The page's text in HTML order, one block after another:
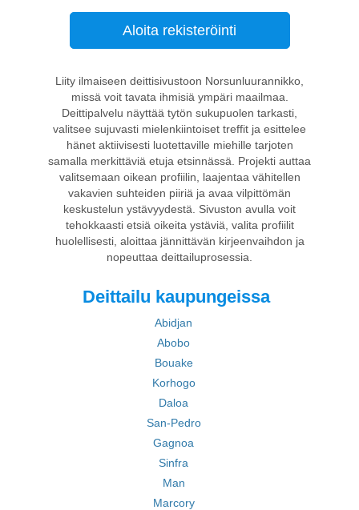
Aloita rekisteröinti
Liity ilmaiseen deittisivustoon Norsunluurannikko,
missä voit tavata ihmisiä ympäri maailmaa.
Deittipalvelu näyttää tytön sukupuolen tarkasti,
valitsee sujuvasti mielenkiintoiset treffit ja esittelee
hänet aktiivisesti luotettaville miehille tarjoten
samalla merkittäviä etuja etsinnässä. Projekti auttaa
valitsemaan oikean profiilin, laajentaa vähitellen
vakavien suhteiden piiriä ja avaa vilpittömän
keskustelun ystävyydestä. Sivuston avulla voit
tehokkaasti etsiä oikeita ystäviä, valita profiilit
huolellisesti, aloittaa jännittävän kirjeenvaihdon ja
nopeuttaa deittailuprosessia.
Deittailu kaupungeissa
Abidjan
Abobo
Bouake
Korhogo
Daloa
San-Pedro
Gagnoa
Sinfra
Man
Marcory